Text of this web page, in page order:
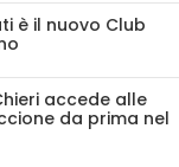
è il nuovo Club
accede alle
da prima nel